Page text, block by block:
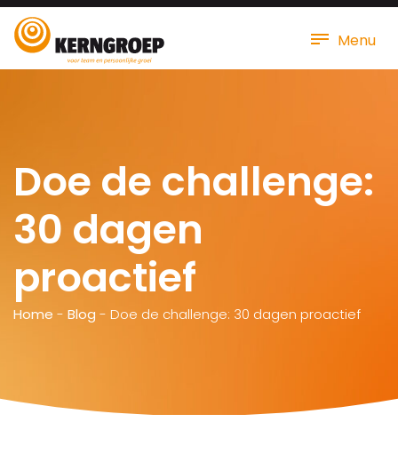
Menu
Doe de challenge:
30 dagen
proactief
Home - Blog - Doe de challenge: 30 dagen proactief